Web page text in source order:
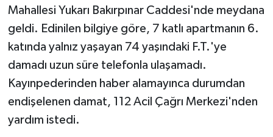
Mahallesi Yukarı Bakırpınar Caddesi'nde meydana
geldi. Edinilen bilgiye göre, 7 katlı apartmanın 6.
katında yalnız yaşayan 74 yaşındaki F.T.'ye
damadı uzun süre telefonla ulaşamadı.
Kayınpederinden haber alamayınca durumdan
endişelenen damat, 112 Acil Çağrı Merkezi'nden
yardım istedi.